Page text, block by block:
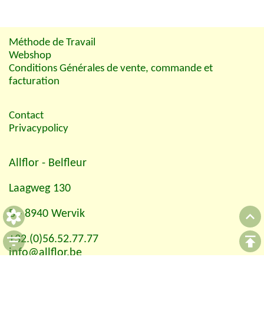
Méthode de Travail
Webshop
Conditions Générales de vente, commande et
facturation
Contact
Privacypolicy
Allflor - Belfleur
Laagweg 130
B - 8940 Wervik
+32.(0)56.52.77.77
info@allflor.be